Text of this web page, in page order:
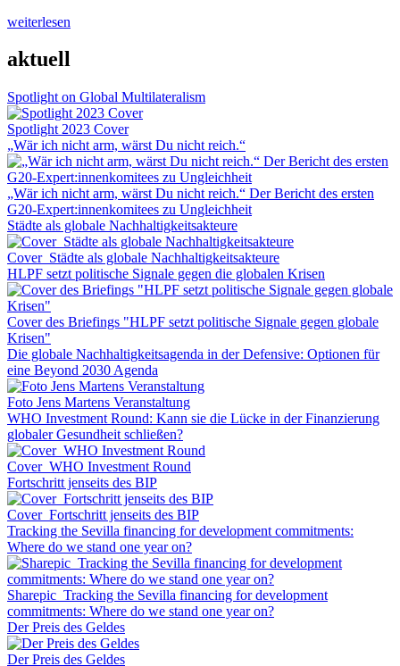
weiterlesen
aktuell
Spotlight on Global Multilateralism
Spotlight 2023 Cover
„Wär ich nicht arm, wärst Du nicht reich.“
„Wär ich nicht arm, wärst Du nicht reich.“ Der Bericht des ersten
G20-Expert:innenkomitees zu Ungleichheit
Städte als globale Nachhaltigkeitsakteure
Cover_Städte als globale Nachhaltigkeitsakteure
HLPF setzt politische Signale gegen die globalen Krisen
Cover des Briefings "HLPF setzt politische Signale gegen globale
Krisen"
Die globale Nachhaltigkeitsagenda in der Defensive: Optionen für
eine Beyond 2030 Agenda
Foto Jens Martens Veranstaltung
WHO Investment Round: Kann sie die Lücke in der Finanzierung
globaler Gesundheit schließen?
Cover_WHO Investment Round
Fortschritt jenseits des BIP
Cover_Fortschritt jenseits des BIP
Tracking the Sevilla financing for development commitments:
Where do we stand one year on?
Sharepic_Tracking the Sevilla financing for development
commitments: Where do we stand one year on?
Der Preis des Geldes
Der Preis des Geldes